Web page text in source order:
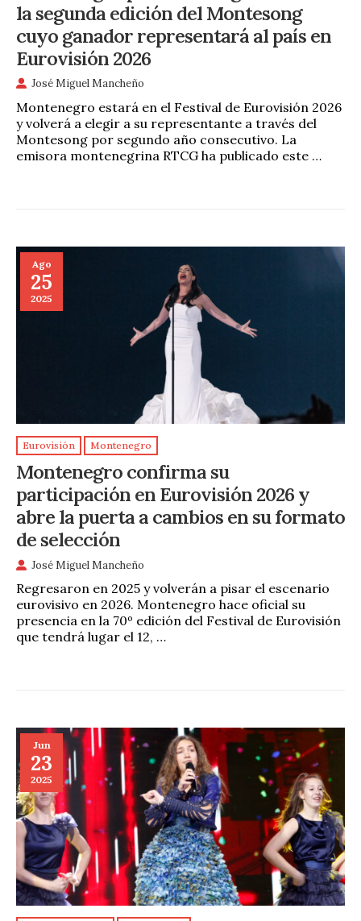
la segunda edición del Montesong
cuyo ganador representará al país en
Eurovisión 2026
José Miguel Mancheño
Montenegro estará en el Festival de Eurovisión 2026
y volverá a elegir a su representante a través del
Montesong por segundo año consecutivo. La
emisora montenegrina RTCG ha publicado este …
Ago
25
2025
Eurovisión Montenegro
Montenegro confirma su
participación en Eurovisión 2026 y
abre la puerta a cambios en su formato
de selección
José Miguel Mancheño
Regresaron en 2025 y volverán a pisar el escenario
eurovisivo en 2026. Montenegro hace oficial su
presencia en la 70º edición del Festival de Eurovisión
que tendrá lugar el 12, …
Jun
23
2025